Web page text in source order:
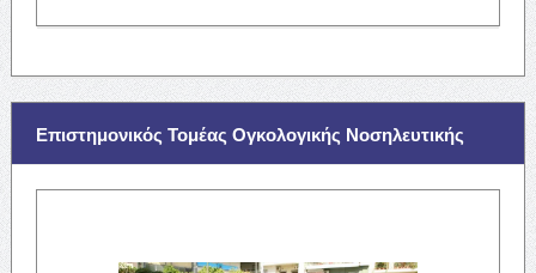
Επιστημονικός Τομέας Ογκολογικής Νοσηλευτικής